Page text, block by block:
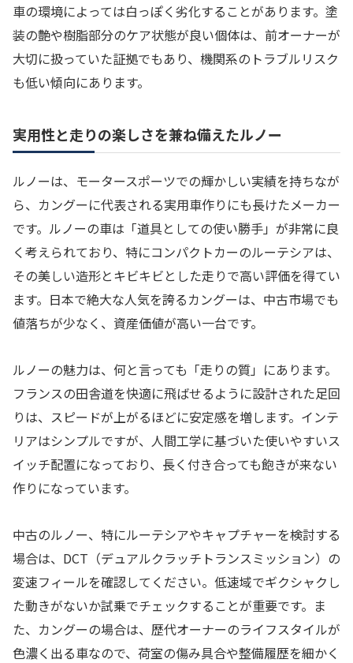
車の環境によっては白っぽく劣化することがあります。塗
装の艶や樹脂部分のケア状態が良い個体は、前オーナーが
大切に扱っていた証拠でもあり、機関系のトラブルリスク
も低い傾向にあります。
実用性と走りの楽しさを兼ね備えたルノー
ルノーは、モータースポーツでの輝かしい実績を持ちなが
ら、カングーに代表される実用車作りにも長けたメーカー
です。ルノーの車は「道具としての使い勝手」が非常に良
く考えられており、特にコンパクトカーのルーテシアは、
その美しい造形とキビキビとした走りで高い評価を得てい
ます。日本で絶大な人気を誇るカングーは、中古市場でも
値落ちが少なく、資産価値が高い一台です。
ルノーの魅力は、何と言っても「走りの質」にあります。
フランスの田舎道を快適に飛ばせるように設計された足回
りは、スピードが上がるほどに安定感を増します。インテ
リアはシンプルですが、人間工学に基づいた使いやすいス
イッチ配置になっており、長く付き合っても飽きが来ない
作りになっています。
中古のルノー、特にルーテシアやキャプチャーを検討する
場合は、DCT（デュアルクラッチトランスミッション）の
変速フィールを確認してください。低速域でギクシャクし
た動きがないか試乗でチェックすることが重要です。ま
た、カングーの場合は、歴代オーナーのライフスタイルが
色濃く出る車なので、荷室の傷み具合や整備履歴を細かく